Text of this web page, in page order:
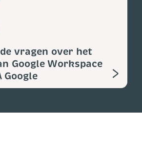
vragen over het
Google Workspace
Google
>